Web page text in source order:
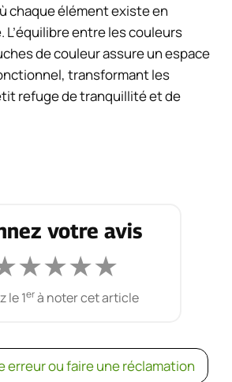
chaque élément existe en
L’équilibre entre les couleurs
de couleur assure un espace
transformant les
refuge de tranquillité et de
votre avis
★★★★
le 1erà noter cet article
erreur ou faire une réclamation